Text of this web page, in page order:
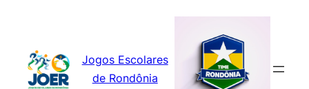
conteúdo
Jogos Escolares
de Rondônia